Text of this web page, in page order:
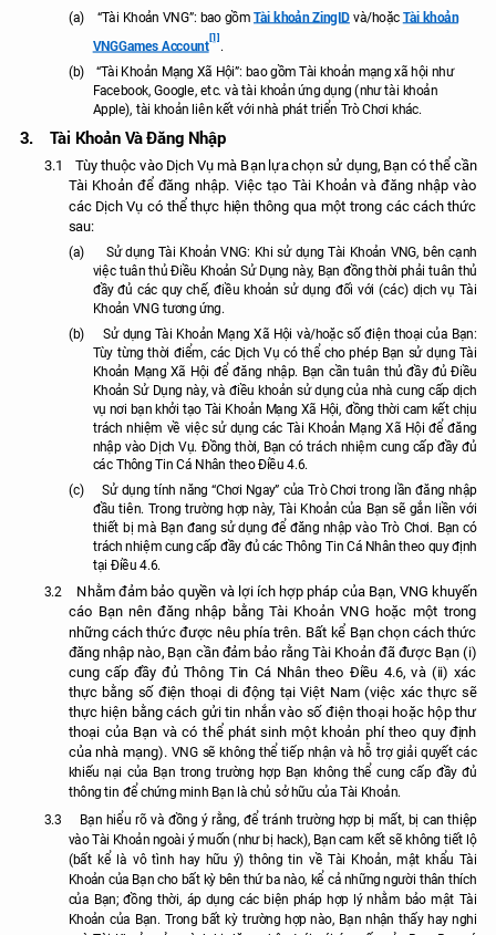
(a) “Tài Khoản VNG”: bao gồmTài khoản ZingIDvà/hoặc Tài khoản
VNGGames Account
[1]
.
(b)
“Tài Khoản Mạng Xã Hội”: bao gồm Tài khoản mạng xã hội như
Facebook, Google, etc. và tài khoản ứng dụng (như tài khoản
Apple), tài khoản liên kết với nhà phát triển Trò Chơi khác.
3. Tài Khoản Và Đăng Nhập
3.1 Tùy thuộc vào Dịch Vụ mà Bạn lựa chọn sử dụng, Bạn có thể cần
Tài Khoản để đăng nhập. Việc tạo Tài Khoản và đăng nhập vào
các Dịch Vụ có thể thực hiện thông qua một trong các cách thức
sau:
(a)
Sử dụng Tài Khoản VNG: Khi sử dụng Tài Khoản VNG, bên cạnh
việc tuân thủ Điều Khoản Sử Dụng này, Bạn đồng thời phải tuân thủ
đầy đủ các quy chế, điều khoản sử dụng đối với (các) dịch vụ Tài
Khoản VNG tương ứng.
(b)
Sử dụng Tài Khoản Mạng Xã Hội và/hoặc số điện thoại của Bạn:
Tùy từng thời điểm, các Dịch Vụ có thể cho phép Bạn sử dụng Tài
Khoản Mạng Xã Hội để đăng nhập. Bạn cần tuân thủ đầy đủ Điều
Khoản Sử Dụng này, và điều khoản sử dụng của nhà cung cấp dịch
vụ nơi bạn khởi tạo Tài Khoản Mạng Xã Hội, đồng thời cam kết chịu
trách nhiệm về việc sử dụng các Tài Khoản Mạng Xã Hội để đăng
nhập vào Dịch Vụ. Đồng thời, Bạn có trách nhiệm cung cấp đầy đủ
các Thông Tin Cá Nhân theo Điều 4.6.
(c)
Sử dụng tính năng “Chơi Ngay” của Trò Chơi trong lần đăng nhập
đầu tiên. Trong trường hợp này, Tài Khoản của Bạn sẽ gắn liền với
thiết bị mà Bạn đang sử dụng để đăng nhập vào Trò Chơi. Bạn có
trách nhiệm cung cấp đầy đủ các Thông Tin Cá Nhân theo quy định
tại Điều 4.6.
3.2
Nhằm đảm bảo quyền và lợi ích hợp pháp của Bạn, VNG khuyến
cáo Bạn nên đăng nhập bằng Tài Khoản VNG hoặc một trong
những cách thức được nêu phía trên. Bất kể Bạn chọn cách thức
đăng nhập nào, Bạn cần đảm bảo rằng Tài Khoản đã được Bạn (i)
cung cấp đầy đủ Thông Tin Cá Nhân theo Điều 4.6, và (ii) xác
thực bằng số điện thoại di động tại Việt Nam (việc xác thực sẽ
thực hiện bằng cách gửi tin nhắn vào số điện thoại hoặc hộp thư
thoại của Bạn và có thể phát sinh một khoản phí theo quy định
của nhà mạng). VNG sẽ không thể tiếp nhận và hỗ trợ giải quyết các
khiếu nại của Bạn trong trường hợp Bạn không thể cung cấp đầy đủ
thông tin để chứng minh Bạn là chủ sở hữu của Tài Khoản.
3.3
Bạn hiểu rõ và đồng ý rằng, để tránh trường hợp bị mất, bị can thiệp
vào Tài Khoản ngoài ý muốn (như bị hack), Bạn cam kết sẽ không tiết lộ
(bất kể là vô tình hay hữu ý) thông tin về Tài Khoản, mật khẩu Tài
Khoản của Bạn cho bất kỳ bên thứ ba nào, kể cả những người thân thích
của Bạn; đồng thời, áp dụng các biện pháp hợp lý nhằm bảo mật Tài
Khoản của Bạn. Trong bất kỳ trường hợp nào, Bạn nhận thấy hay nghi